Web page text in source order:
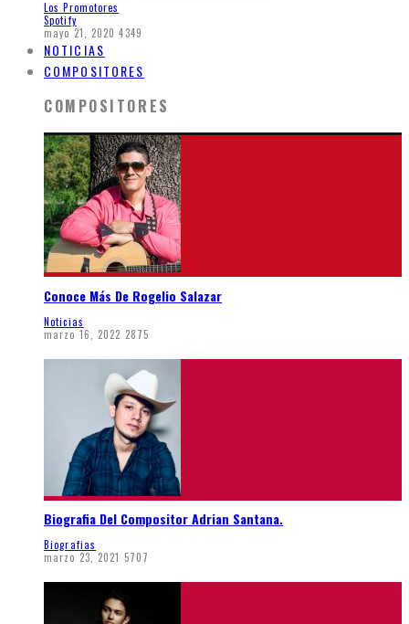
Los Promotores
Spotify
mayo 21, 2020 4349
NOTICIAS
COMPOSITORES
COMPOSITORES
Conoce Más De Rogelio Salazar
Noticias
marzo 16, 2022 2875
Biografia Del Compositor Adrian Santana.
Biografias
marzo 23, 2021 5707